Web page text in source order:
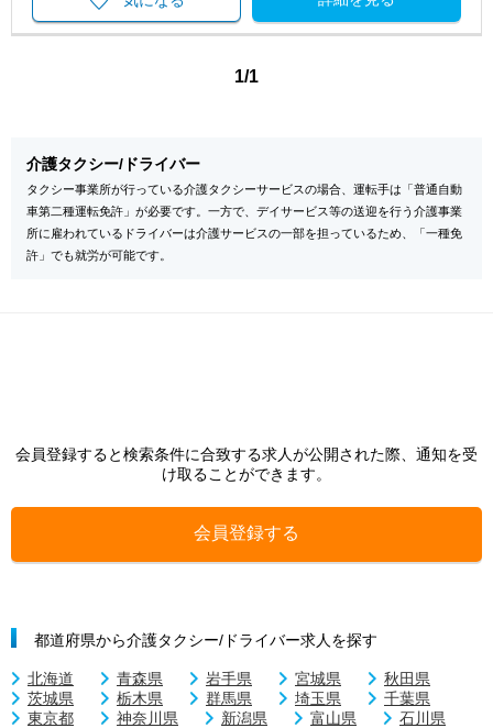
1/1
介護タクシー/ドライバー
タクシー事業所が行っている介護タクシーサービスの場合、運転手は「普通自動
車第二種運転免許」が必要です。一方で、デイサービス等の送迎を行う介護事業
所に雇われているドライバーは介護サービスの一部を担っているため、「一種免
許」でも就労が可能です。
会員登録すると検索条件に合致する求人が公開された際、通知を受
け取ることができます。
会員登録する
都道府県から介護タクシー/ドライバー求人を探す
北海道 青森県 岩手県 宮城県
秋田県
茨城県
栃木県 群馬県 埼玉県
千葉県
東京都
神奈川県 新潟県 富山県
石川県